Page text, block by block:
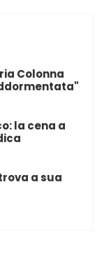
Colonna
la cena a
a sua